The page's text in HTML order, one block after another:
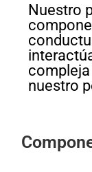
Nuestro
nuestro